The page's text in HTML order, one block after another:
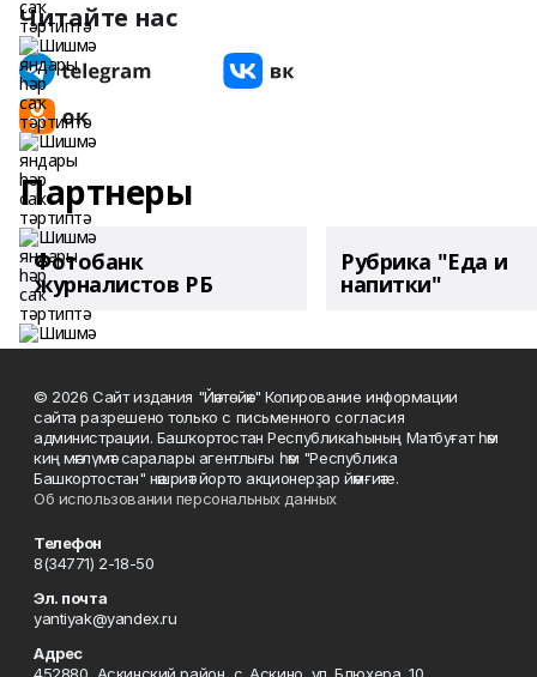
Читайте нас
Партнеры
Фотобанк
журналистов РБ
Рубрика "Еда и
напитки"
© 2026 Сайт издания "Йәнтөйәк" Копирование информации
сайта разрешено только с письменного согласия
администрации. Башҡортостан Республикаһының Матбуғат һәм
киң мәғлүмәт саралары агентлығы һәм "Республика
Башкортостан" нәшриәт йорто акционерҙар йәмғиәте.
Об использовании персональных данных
Телефон
8(34771) 2-18-50
Эл. почта
yantiyak@yandex.ru
Адрес